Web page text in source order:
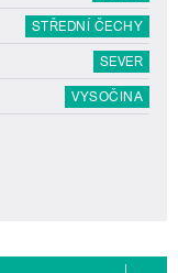
STŘEDNÍ ČECHY
SEVER
VYSOČINA